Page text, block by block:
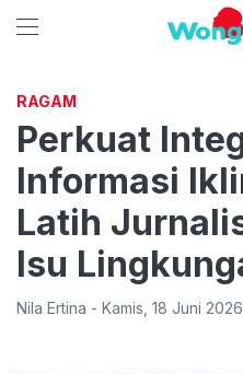
RAGAM
Perkuat
Informasi
Latih
Isu
Nila Ertina - Kamis 18 Juni